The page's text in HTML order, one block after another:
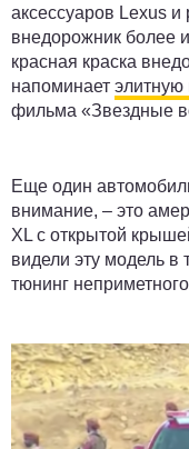
аксессуаров Lexus
внедорожник более
красная краска
напоминает элитную
фильма «Звездные
Еще один
внимание, – это
XL с открытой
видели эту модель
тюнинг